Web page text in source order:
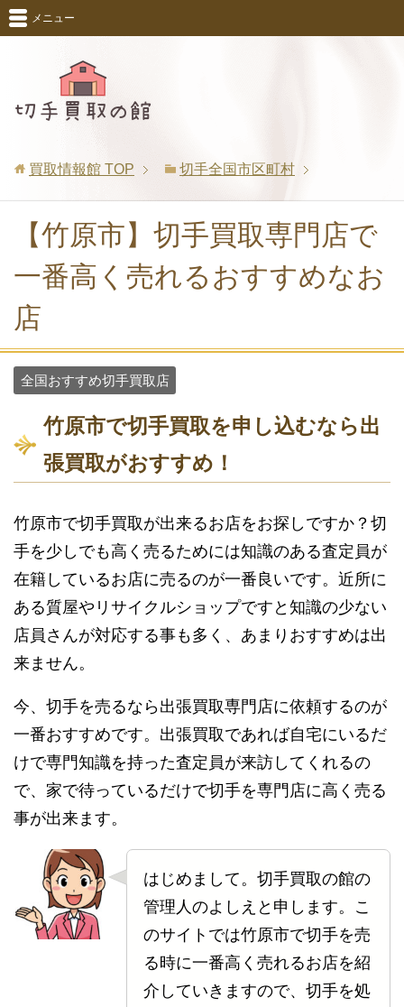
メニュー
買取情報館 TOP 切手全国市区町村
【竹原市】切手買取専門店で
一番高く売れるおすすめなお
店
全国おすすめ切手買取店
竹原市で切手買取を申し込むなら出
張買取がおすすめ！
竹原市で切手買取が出来るお店をお探しですか？切
手を少しでも高く売るためには知識のある査定員が
在籍しているお店に売るのが一番良いです。近所に
ある質屋やリサイクルショップですと知識の少ない
店員さんが対応する事も多く、あまりおすすめは出
来ません。
今、切手を売るなら出張買取専門店に依頼するのが
一番おすすめです。出張買取であれば自宅にいるだ
けで専門知識を持った査定員が来訪してくれるの
で、家で待っているだけで切手を専門店に高く売る
事が出来ます。
はじめまして。切手買取の館の
管理人のよしえと申します。こ
のサイトでは竹原市で切手を売
る時に一番高く売れるお店を紹
介していきますので、切手を処